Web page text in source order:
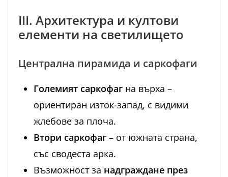
III. Архитектура и култови
елементи на светилището
Централна пирамида и саркофаги
Големият саркофаг на върха –
ориентиран изток-запад, с видими
жлебове за плоча.
Втори саркофаг – от южната страна,
със сводеста арка.
Възможност за надграждане през